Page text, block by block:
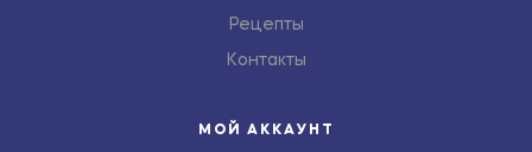
Рецепты
Контакты
МОЙ АККАУНТ